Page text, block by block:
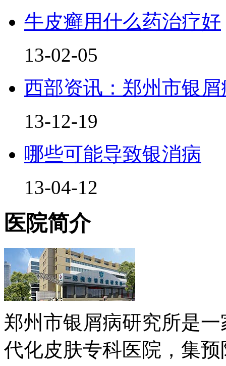
牛皮癣用什么药治疗好
13-02-05
西部资讯：郑州市银
13-12-19
哪些可能导致银消病
13-04-12
医院简介
郑州市银屑病研究所是
代化皮肤专科医院，集